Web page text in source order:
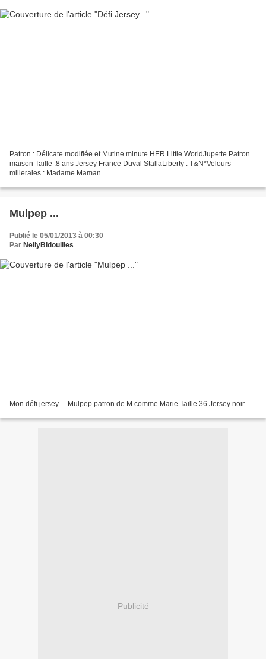
Patron : Délicate modifiée et Mutine minute HER Little WorldJupette Patron
maison Taille :8 ans Jersey France Duval StallaLiberty : T&N*Velours
milleraies : Madame Maman
Mulpep ...
Publié le 05/01/2013 à 00:30
Par NellyBidouilles
Mon défi jersey ... Mulpep patron de M comme Marie Taille 36 Jersey noir
Publicité